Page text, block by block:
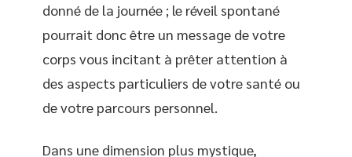
donné de la journée ; le réveil spontané
pourrait donc être un message de votre
corps vous incitant à prêter attention à
des aspects particuliers de votre santé ou
de votre parcours personnel.
Dans une dimension plus mystique,